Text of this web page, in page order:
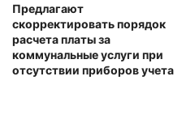
Предлагают
скорректировать порядок
расчета платы за
коммунальные услуги при
отсутствии приборов учета